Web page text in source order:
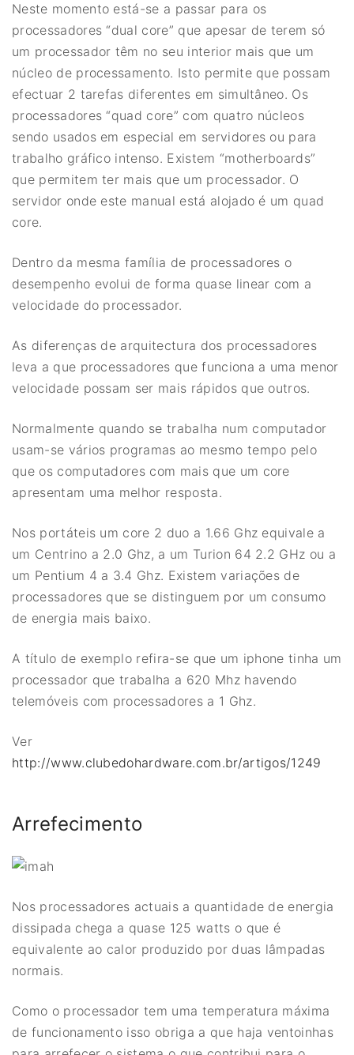
Neste momento está-se a passar para os
processadores “dual core” que apesar de terem só
um processador têm no seu interior mais que um
núcleo de processamento. Isto permite que possam
efectuar 2 tarefas diferentes em simultâneo. Os
processadores “quad core” com quatro núcleos
sendo usados em especial em servidores ou para
trabalho gráfico intenso. Existem “motherboards”
que permitem ter mais que um processador. O
servidor onde este manual está alojado é um quad
core.
Dentro da mesma família de processadores o
desempenho evolui de forma quase linear com a
velocidade do processador.
As diferenças de arquitectura dos processadores
leva a que processadores que funciona a uma menor
velocidade possam ser mais rápidos que outros.
Normalmente quando se trabalha num computador
usam-se vários programas ao mesmo tempo pelo
que os computadores com mais que um core
apresentam uma melhor resposta.
Nos portáteis um core 2 duo a 1.66 Ghz equivale a
um Centrino a 2.0 Ghz, a um Turion 64 2.2 GHz ou a
um Pentium 4 a 3.4 Ghz. Existem variações de
processadores que se distinguem por um consumo
de energia mais baixo.
A título de exemplo refira-se que um iphone tinha um
processador que trabalha a 620 Mhz havendo
telemóveis com processadores a 1 Ghz.
Ver
http://www.clubedohardware.com.br/artigos/1249
Arrefecimento
Nos processadores actuais a quantidade de energia
dissipada chega a quase 125 watts o que é
equivalente ao calor produzido por duas lâmpadas
normais.
Como o processador tem uma temperatura máxima
de funcionamento isso obriga a que haja ventoinhas